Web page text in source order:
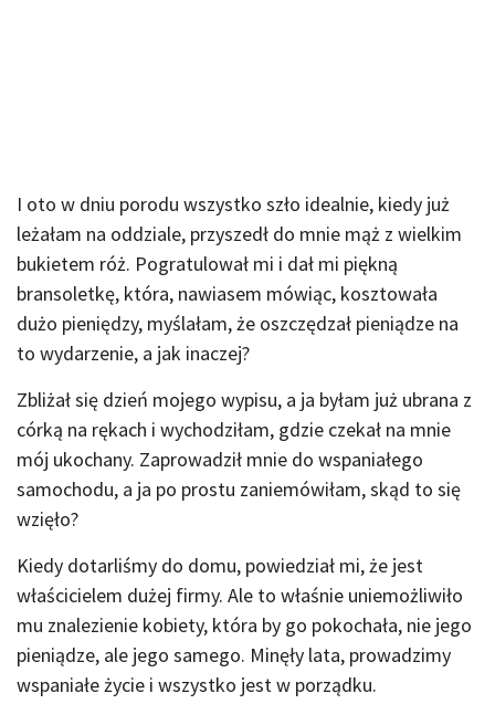
I oto w dniu porodu wszystko szło idealnie, kiedy już
leżałam na oddziale, przyszedł do mnie mąż z wielkim
bukietem róż. Pogratulował mi i dał mi piękną
bransoletkę, która, nawiasem mówiąc, kosztowała
dużo pieniędzy, myślałam, że oszczędzał pieniądze na
to wydarzenie, a jak inaczej?
Zbliżał się dzień mojego wypisu, a ja byłam już ubrana z
córką na rękach i wychodziłam, gdzie czekał na mnie
mój ukochany. Zaprowadził mnie do wspaniałego
samochodu, a ja po prostu zaniemówiłam, skąd to się
wzięło?
Kiedy dotarliśmy do domu, powiedział mi, że jest
właścicielem dużej firmy. Ale to właśnie uniemożliwiło
mu znalezienie kobiety, która by go pokochała, nie jego
pieniądze, ale jego samego. Minęły lata, prowadzimy
wspaniałe życie i wszystko jest w porządku.